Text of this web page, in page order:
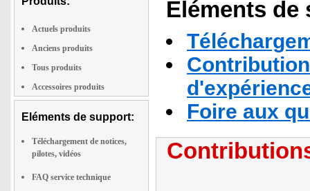
Actuels produits
Anciens produits
Tous produits
Accessoires produits
Eléments de support:
Téléchargement de notices,
pilotes, vidéos
FAQ service technique
Eléments
Foire aux